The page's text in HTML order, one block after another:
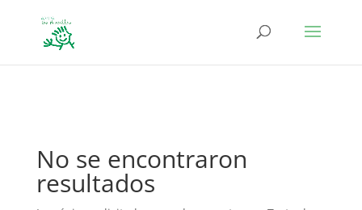
No se encontraron
resultados